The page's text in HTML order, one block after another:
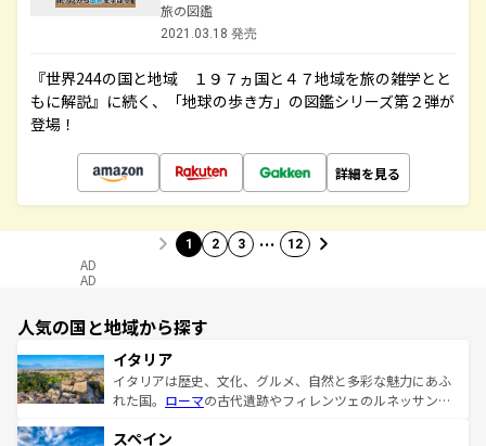
旅の図鑑
2021.03.18 発売
『世界244の国と地域 １９７ヵ国と４７地域を旅の雑学とと
もに解説』に続く、「地球の歩き方」の図鑑シリーズ第２弾が
登場！
詳細を見る
1 2 3 … 12
AD
AD
人気の国と地域から探す
イタリア
イタリアは歴史、文化、グルメ、自然と多彩な魅力にあふ
れた国。 ローマの古代遺跡やフィレンツェのルネッサンス
ろん、トスカーナの美しい田園風景やアマルフィ海岸の絶
スペイン